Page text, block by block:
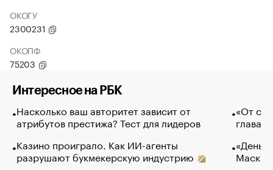
ОКОГУ
2300231
ОКОПФ
75203
Интересное на РБК
Насколько ваш авторитет зависит от
атрибутов престижа? Тест для лидеров
Казино проиграло. Как ИИ-агенты
разрушают букмекерскую индустрию
«От
глава
Маск в